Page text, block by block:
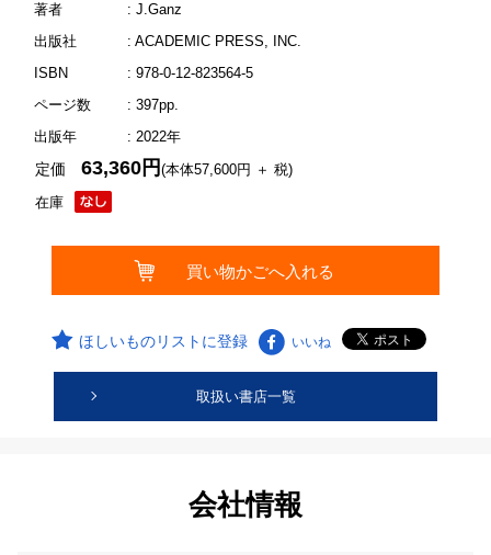
著者
: J.Ganz
出版社
: ACADEMIC PRESS, INC.
ISBN
: 978-0-12-823564-5
ページ数
: 397pp.
出版年
: 2022年
在庫
定価63,360円(本体57,600円 ＋ 税)
ほしいものリストに登録 いいね
取扱い書店一覧
会社情報